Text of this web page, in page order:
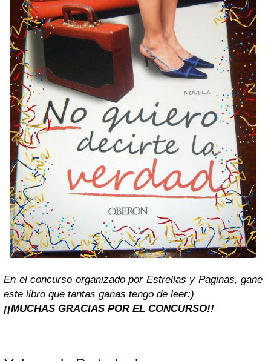
En el concurso organizado por Estrellas y Paginas, gane
este libro que tantas ganas tengo de leer:)
¡¡MUCHAS GRACIAS POR EL CONCURSO!!